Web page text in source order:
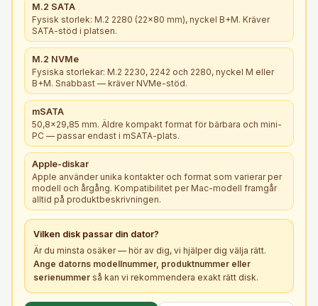
M.2 SATA
Fysisk storlek: M.2 2280 (22×80 mm), nyckel B+M. Kräver
SATA-stöd i platsen.
M.2 NVMe
Fysiska storlekar: M.2 2230, 2242 och 2280, nyckel M eller
B+M. Snabbast — kräver NVMe-stöd.
mSATA
50,8×29,85 mm. Äldre kompakt format för bärbara och mini-
PC — passar endast i mSATA-plats.
Apple-diskar
Apple använder unika kontakter och format som varierar per
modell och årgång. Kompatibilitet per Mac-modell framgår
alltid på produktbeskrivningen.
Vilken disk passar din dator?
Är du minsta osäker — hör av dig, vi hjälper dig välja rätt.
Ange datorns modellnummer, produktnummer eller
serienummer så kan vi rekommendera exakt rätt disk.